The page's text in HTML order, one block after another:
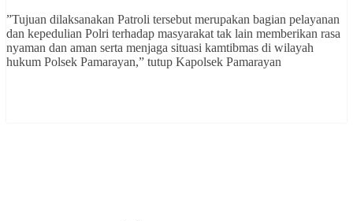
”Tujuan dilaksanakan Patroli tersebut merupakan bagian pelayanan
dan kepedulian Polri terhadap masyarakat tak lain memberikan rasa
nyaman dan aman serta menjaga situasi kamtibmas di wilayah
hukum Polsek Pamarayan,” tutup Kapolsek Pamarayan